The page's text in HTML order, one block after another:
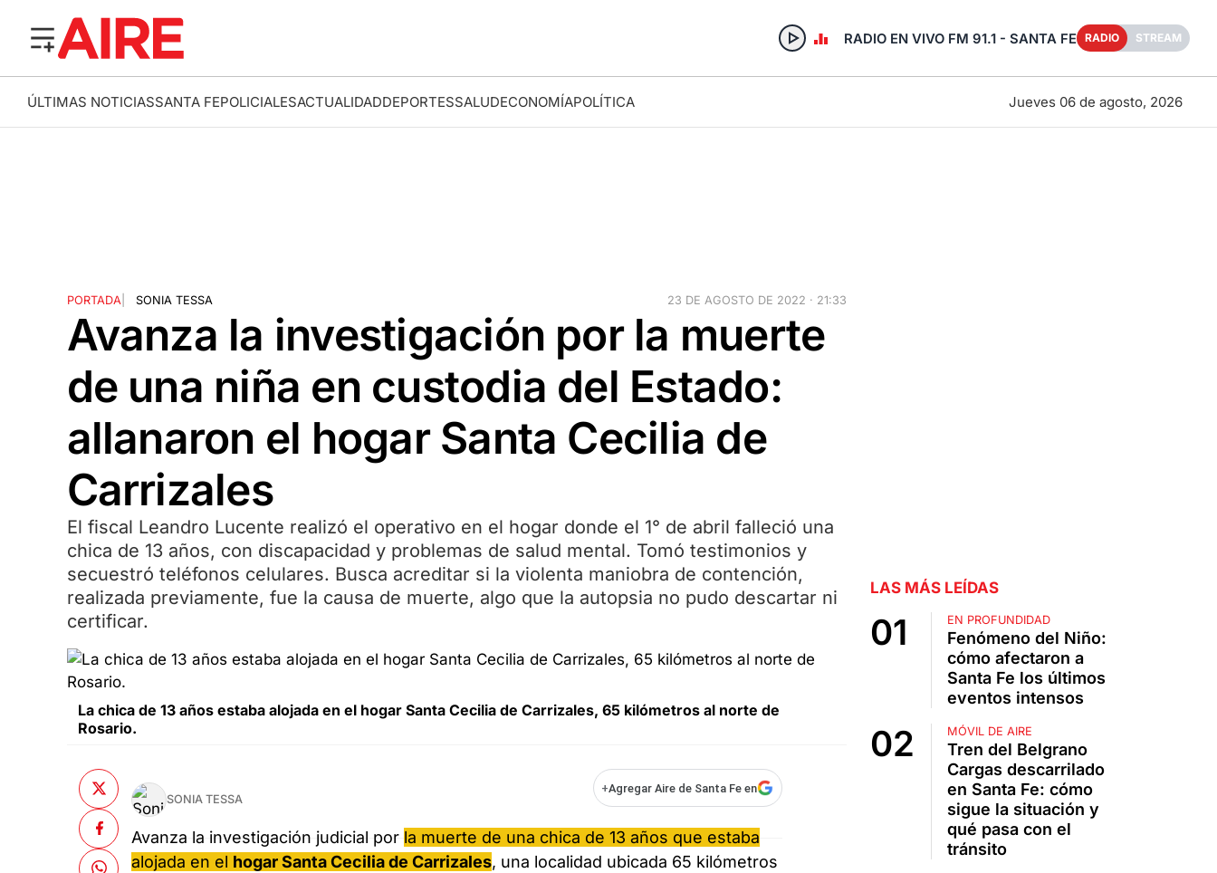
RADIO EN VIVO FM 91.1 - SANTA FE RADIO STREAM
ÚLTIMAS NOTICIASSANTA FEPOLICIALESACTUALIDADDEPORTESSALUDECONOMÍAPOLÍTICA Jueves 06 de agosto, 2026
PORTADA| SONIA TESSA 23 DE AGOSTO DE 2022 · 21:33
Avanza la investigación por la muerte
de una niña en custodia del Estado:
allanaron el hogar Santa Cecilia de
Carrizales
El fiscal Leandro Lucente realizó el operativo en el hogar donde el 1° de abril falleció una
chica de 13 años, con discapacidad y problemas de salud mental. Tomó testimonios y
secuestró teléfonos celulares. Busca acreditar si la violenta maniobra de contención,
realizada previamente, fue la causa de muerte, algo que la autopsia no pudo descartar ni
certificar.
La chica de 13 años estaba alojada en el hogar Santa Cecilia de Carrizales, 65 kilómetros al norte de
Rosario.
SONIA TESSA
+Agregar Aire de Santa Fe en
Avanza la investigación judicial por la muerte de una chica de 13 años que estaba
alojada en el hogar Santa Cecilia de Carrizales, una localidad ubicada 65 kilómetros
LAS MÁS LEÍDAS
EN PROFUNDIDAD
Fenómeno del Niño:
cómo afectaron a
Santa Fe los últimos
eventos intensos
MÓVIL DE AIRE
Tren del Belgrano
Cargas descarrilado
en Santa Fe: cómo
sigue la situación y
qué pasa con el
tránsito